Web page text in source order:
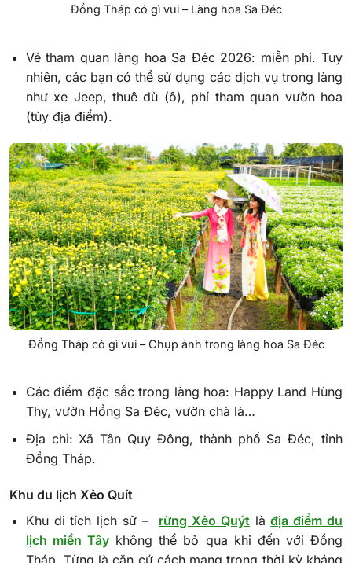
Đồng Tháp có gì vui – Làng hoa Sa Đéc
Vé tham quan làng hoa Sa Đéc 2026: miễn phí. Tuy
nhiên, các bạn có thể sử dụng các dịch vụ trong làng
như xe Jeep, thuê dù (ô), phí tham quan vườn hoa
(tùy địa điểm).
Đồng Tháp có gì vui – Chụp ảnh trong làng hoa Sa Đéc
Các điểm đặc sắc trong làng hoa: Happy Land Hùng
Thy, vườn Hồng Sa Đéc, vườn chà là…
Địa chỉ: Xã Tân Quy Đông, thành phố Sa Đéc, tỉnh
Đồng Tháp.
Khu du lịch Xẻo Quít
Khu di tích lịch sử – rừng Xẻo Quýt làđịa điểm du
lịch miền Tây không thể bỏ qua khi đến với Đồng
Tháp. Từng là căn cứ cách mạng trong thời kỳ kháng